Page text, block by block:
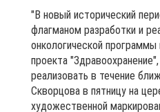
"В новый исторический
флагманом разработки и
онкологической программы
проекта
реализовать в течение
Скворцова в пятницу на
художественной